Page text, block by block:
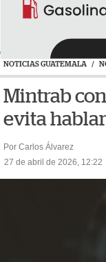
NOTICIAS GUATEMALA /
Mintrab
evita
Por Carlos Álvarez
27 de abril de 2026, 12:22